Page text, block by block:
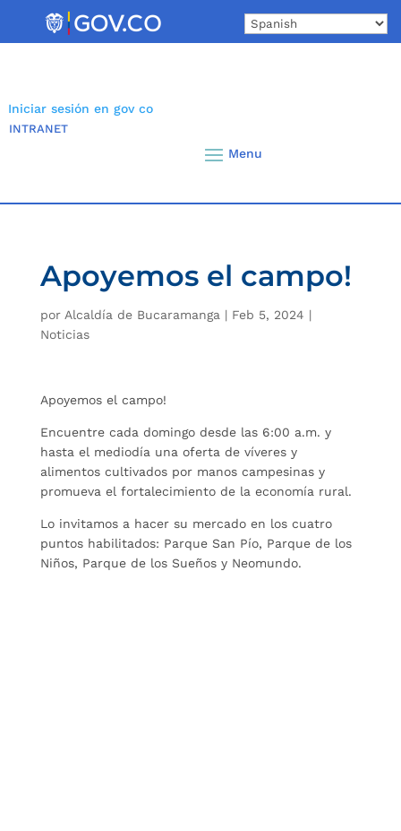
Iniciar sesión en gov co
INTRANET
Apoyemos el campo!
por Alcaldía de Bucaramanga | Feb 5, 2024 |
Noticias
Apoyemos el campo!
Encuentre cada domingo desde las 6:00 a.m. y
hasta el mediodía una oferta de víveres y
alimentos cultivados por manos campesinas y
promueva el fortalecimiento de la economía rural.
Lo invitamos a hacer su mercado en los cuatro
puntos habilitados: Parque San Pío, Parque de los
Niños, Parque de los Sueños y Neomundo.